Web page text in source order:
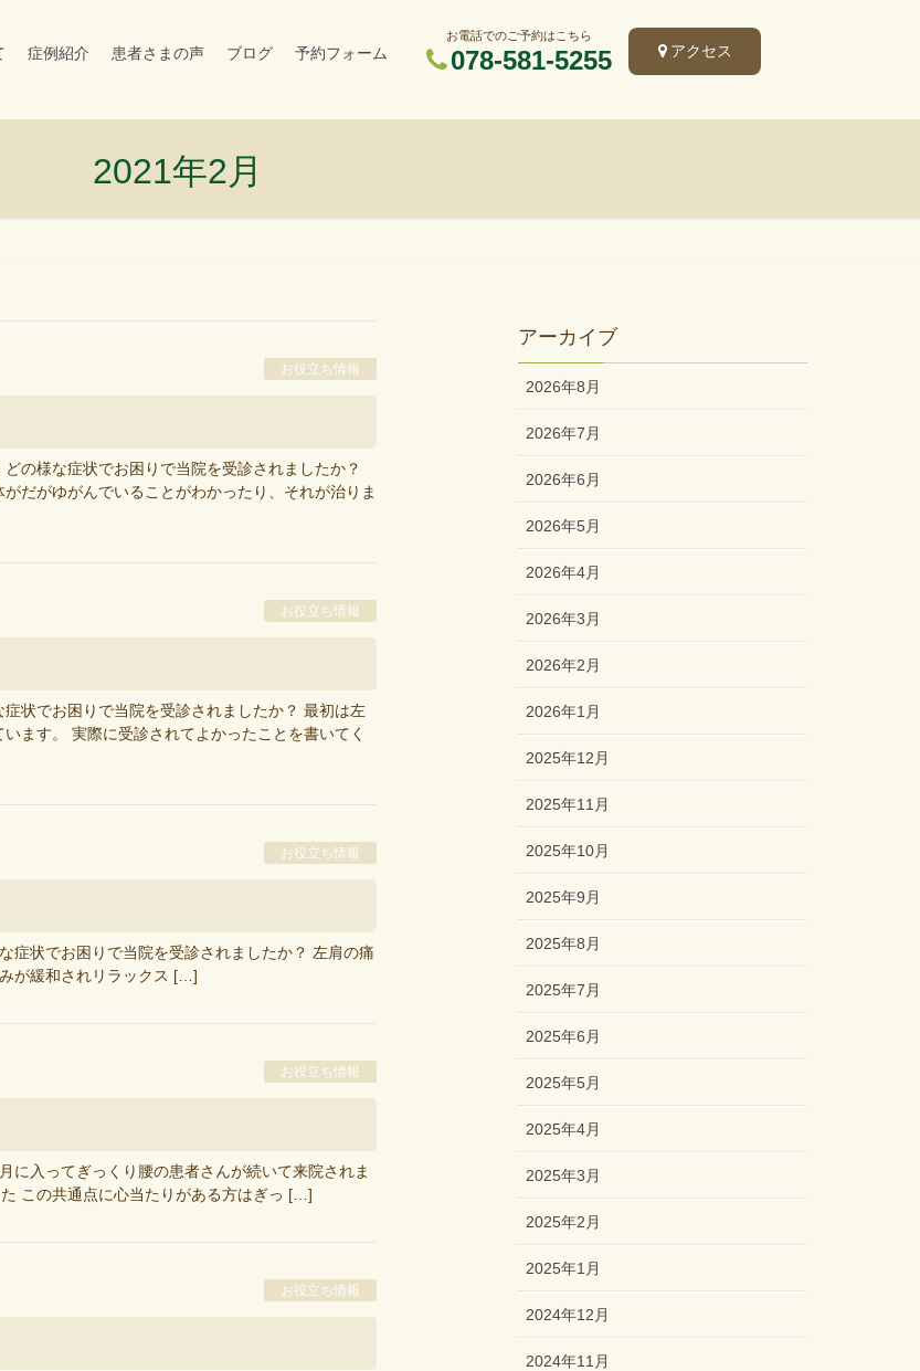
お電話でのご予約はこちら
078-581-5255 アクセス
症例紹介 患者さまの声 ブログ 予約フォーム
2021年2月
お役立ち情報
の様な症状でお困りで当院を受診されましたか？
だがゆがんでいることがわかったり、それが治りま
お役立ち情報
状でお困りで当院を受診されましたか？ 最初は左
ます。 実際に受診されてよかったことを書いてく
お役立ち情報
状でお困りで当院を受診されましたか？ 左肩の痛
が緩和されリラックス […]
お役立ち情報
入ってぎっくり腰の患者さんが続いて来院されま
この共通点に心当たりがある方はぎっ […]
お役立ち情報
アーカイブ
2026年8月
2026年7月
2026年6月
2026年5月
2026年4月
2026年3月
2026年2月
2026年1月
2025年12月
2025年11月
2025年10月
2025年9月
2025年8月
2025年7月
2025年6月
2025年5月
2025年4月
2025年3月
2025年2月
2025年1月
2024年12月
2024年11月